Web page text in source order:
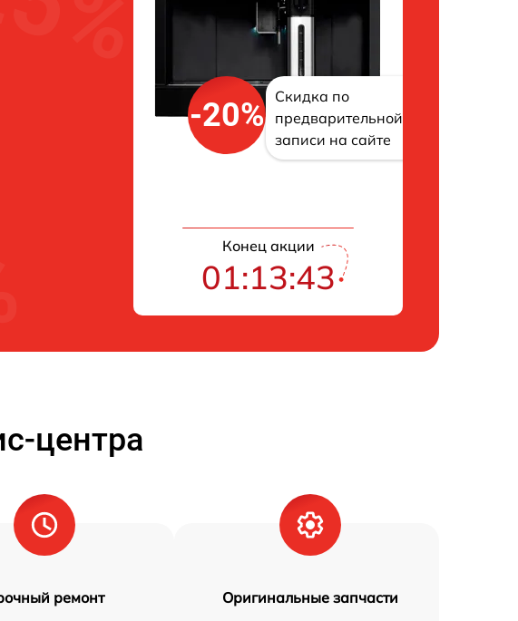
-20%
Скидка по
предварительной
записи на сайте
Конец акции
01:13:42
центра
ремонт Оригинальные запчасти